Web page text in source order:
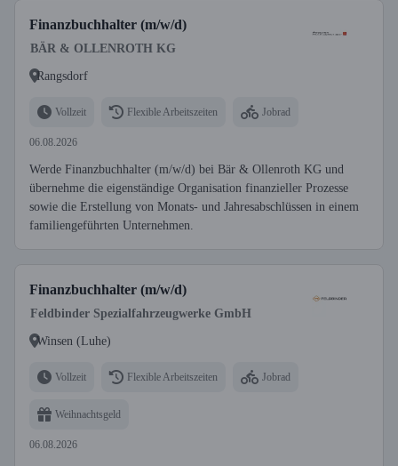
Finanzbuchhalter (m/w/d)
BÄR & OLLENROTH KG
Rangsdorf
Vollzeit Flexible Arbeitszeiten Jobrad
06.08.2026
Werde Finanzbuchhalter (m/w/d) bei Bär & Ollenroth KG und
übernehme die eigenständige Organisation finanzieller Prozesse
sowie die Erstellung von Monats- und Jahresabschlüssen in einem
familiengeführten Unternehmen.
Finanzbuchhalter (m/w/d)
Feldbinder Spezialfahrzeugwerke GmbH
Winsen (Luhe)
Vollzeit Flexible Arbeitszeiten Jobrad
Weihnachtsgeld
06.08.2026